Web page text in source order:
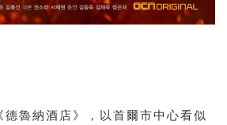
魯納酒店》，以首爾市中心看似